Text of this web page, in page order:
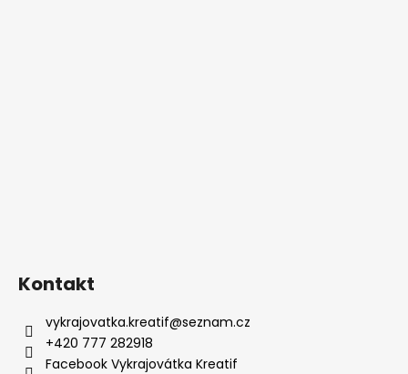
Kontakt
vykrajovatka.kreatif@seznam.cz
+420 777 282918
Facebook Vykrajovátka Kreatif